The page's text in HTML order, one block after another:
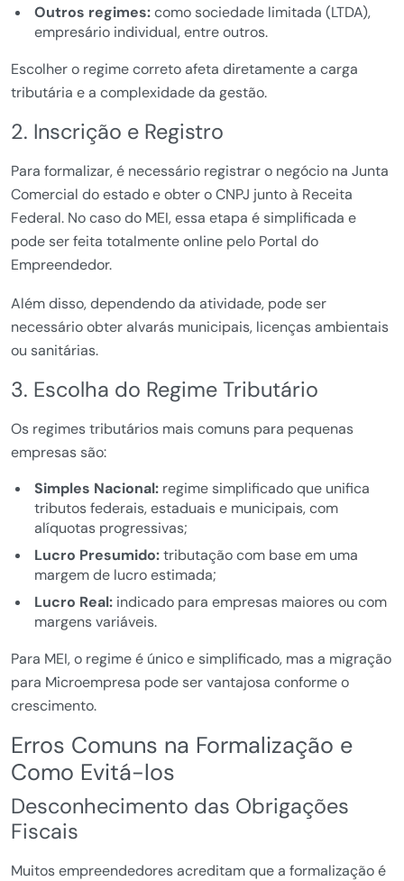
Outros regimes:como sociedade limitada (LTDA),
empresário individual, entre outros.
Escolher o regime correto afeta diretamente a carga
tributária e a complexidade da gestão.
2. Inscrição e Registro
Para formalizar, é necessário registrar o negócio na Junta
Comercial do estado e obter o CNPJ junto à Receita
Federal. No caso do MEI, essa etapa é simplificada e
pode ser feita totalmente online pelo Portal do
Empreendedor.
Além disso, dependendo da atividade, pode ser
necessário obter alvarás municipais, licenças ambientais
ou sanitárias.
3. Escolha do Regime Tributário
Os regimes tributários mais comuns para pequenas
empresas são:
Simples Nacional:regime simplificado que unifica
tributos federais, estaduais e municipais, com
alíquotas progressivas;
Lucro Presumido:tributação com base em uma
margem de lucro estimada;
Lucro Real:indicado para empresas maiores ou com
margens variáveis.
Para MEI, o regime é único e simplificado, mas a migração
para Microempresa pode ser vantajosa conforme o
crescimento.
Erros Comuns na Formalização e
Como Evitá-los
Desconhecimento das Obrigações
Fiscais
Muitos empreendedores acreditam que a formalização é